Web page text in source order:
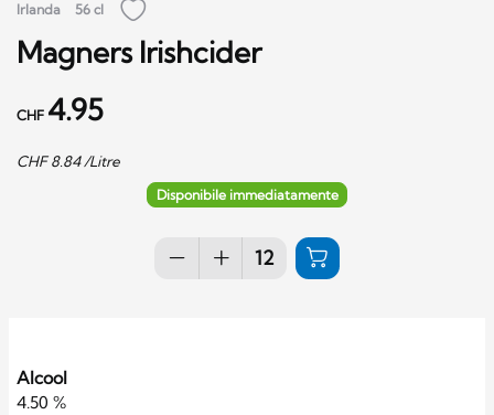
Irlanda 56 cl
Magners Irishcider
CHF 4.95
CHF8.84/Litre
Disponibile immediatamente
Alcool
4.50 %